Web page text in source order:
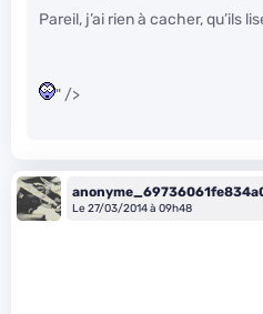
Pareil, j’ai rien à cacher, qu’ils
" />
Le 27/03/2014 à 09h48